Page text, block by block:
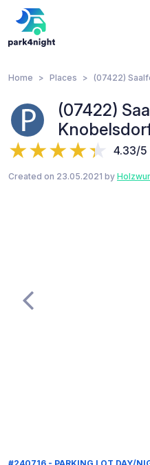
Home Places (07422)
(07422)
4.33/5
Created on 23.05.2021 by